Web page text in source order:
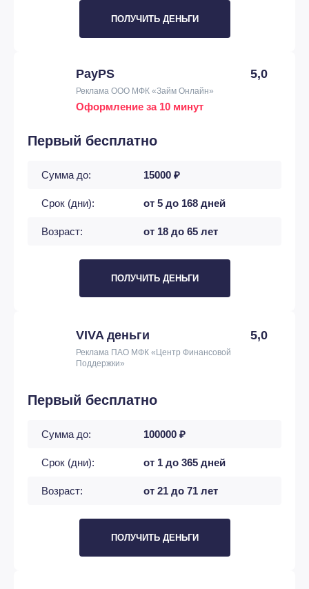
ПОЛУЧИТЬ ДЕНЬГИ
PayPS 5,0
Реклама ООО МФК «Займ Онлайн»
Оформление за 10 минут
Первый бесплатно
Сумма до: 15000 ₽
Срок (дни): от 5 до 168 дней
Возраст: от 18 до 65 лет
ПОЛУЧИТЬ ДЕНЬГИ
VIVA деньги 5,0
Реклама ПАО МФК «Центр Финансовой
Поддержки»
Первый бесплатно
Сумма до: 100000 ₽
Срок (дни): от 1 до 365 дней
Возраст: от 21 до 71 лет
ПОЛУЧИТЬ ДЕНЬГИ